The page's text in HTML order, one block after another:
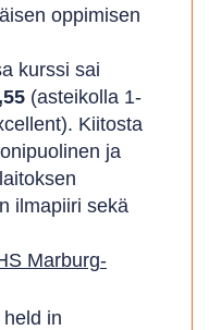
oppimisen
kurssi sai
(asteikolla 1-
Kiitosta
ja
ilmapiiri sekä
Marburg-
in